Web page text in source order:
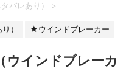
バレあり） >
） ★ウインドブレーカー
ウインドブレーカ